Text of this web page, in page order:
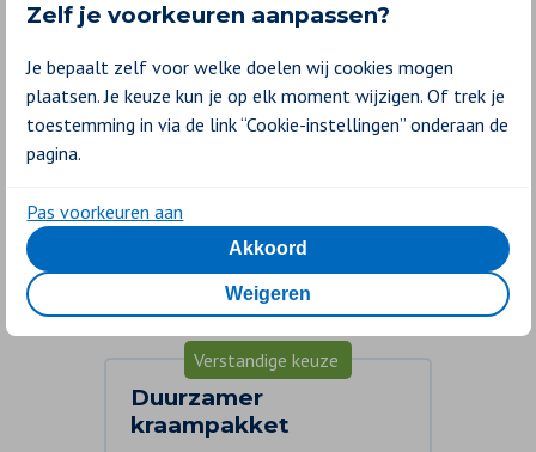
Kies je een duurzamer of een standaard
Verwacht je een tweeling of
meerling?
cordingen
kraampakket?
Verstandige keuze
Duurzamer
kraampakket
Zelf je voorkeuren aanpassen?
Je bepaalt zelf voor welke doelen wij cookies mogen
plaatsen. Je keuze kun je op elk moment wijzigen. Of trek je
toestemming in via de link “Cookie-instellingen” onderaan de
pagina.
Pas voorkeuren aan
Akkoord
Weigeren